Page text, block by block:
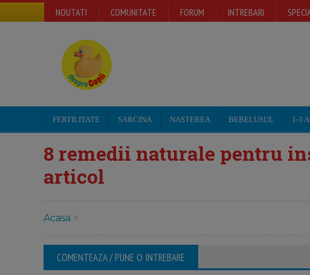
NOUTATI COMUNITATE FORUM INTREBARI
FERTILITATE SARCINA NASTEREA BEBELUSUL 1-3
8 remedii naturale pentru
articol
Acasa >
COMENTEAZA / PUNE O INTREBARE